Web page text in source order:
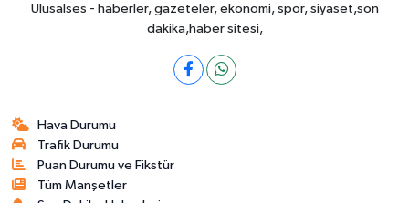
Ulusalses - haberler, gazeteler, ekonomi, spor, siyaset,son
dakika,haber sitesi,
Hava Durumu
Trafik Durumu
Puan Durumu ve Fikstür
Tüm Manşetler